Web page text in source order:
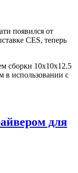
появился от
CES, теперь
сборки 10x10x12.5
в использовании с
для